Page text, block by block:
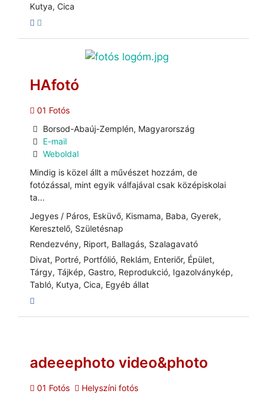
Kutya, Cica
HAfotó
01 Fotós
Borsod-Abaúj-Zemplén, Magyarország
E-mail
Weboldal
Mindig is közel állt a művészet hozzám, de
fotózással, mint egyik válfajával csak középiskolai
ta...
Jegyes / Páros, Esküvő, Kismama, Baba, Gyerek,
Keresztelő, Születésnap
Rendezvény, Riport, Ballagás, Szalagavató
Divat, Portré, Portfólió, Reklám, Enteriőr, Épület,
Tárgy, Tájkép, Gastro, Reprodukció, Igazolványkép,
Tabló, Kutya, Cica, Egyéb állat
adeeephoto video&photo
01 Fotós
Helyszíni fotós